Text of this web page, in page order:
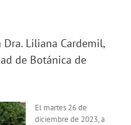
Liliana Cardemil,
de Botánica de
El martes 26 de
diciembre de 2023, a